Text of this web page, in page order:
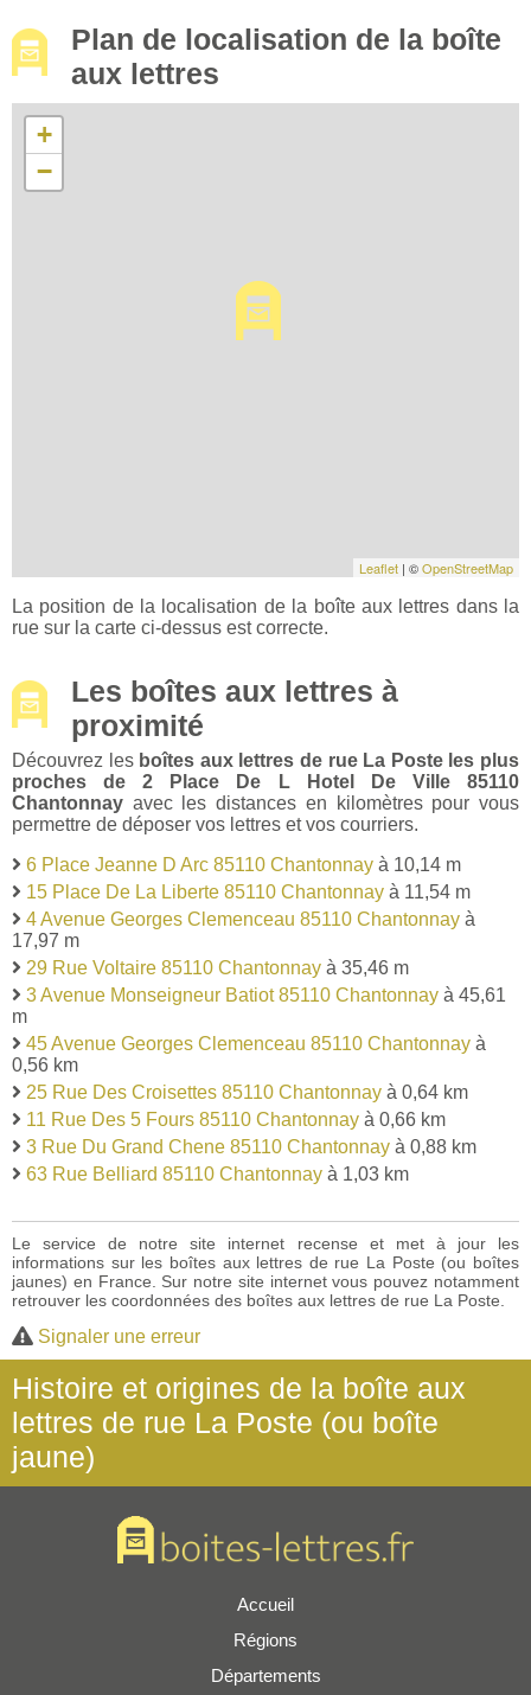
Plan de localisation de la boîte
aux lettres
+
−
Leaflet | ©OpenStreetMap
La position de la localisation de la boîte aux lettres dans la
rue sur la carte ci-dessus est correcte.
Les boîtes aux lettres à
proximité
Découvrez les boîtes aux lettres de rue La Poste les plus
proches de 2 Place De L Hotel De Ville 85110
Chantonnay avec les distances en kilomètres pour vous
permettre de déposer vos lettres et vos courriers.
6 Place Jeanne D Arc 85110 Chantonnay à 10,14 m
15 Place De La Liberte 85110 Chantonnay à 11,54 m
4 Avenue Georges Clemenceau 85110 Chantonnay à
17,97 m
29 Rue Voltaire 85110 Chantonnay à 35,46 m
3 Avenue Monseigneur Batiot 85110 Chantonnay à 45,61
m
45 Avenue Georges Clemenceau 85110 Chantonnay à
0,56 km
25 Rue Des Croisettes 85110 Chantonnay à 0,64 km
11 Rue Des 5 Fours 85110 Chantonnay à 0,66 km
3 Rue Du Grand Chene 85110 Chantonnay à 0,88 km
63 Rue Belliard 85110 Chantonnay à 1,03 km
Le service de notre site internet recense et met à jour les
informations sur les boîtes aux lettres de rue La Poste (ou boîtes
jaunes) en France. Sur notre site internet vous pouvez notamment
retrouver les coordonnées des boîtes aux lettres de rue La Poste.
Signaler une erreur
Histoire et origines de la boîte aux
lettres de rue La Poste (ou boîte
jaune)
Accueil
Régions
Départements